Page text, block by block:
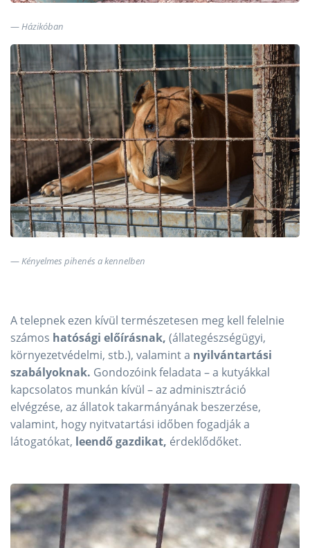
Házikóban
Kényelmes pihenés a kennelben
A telepnek ezen kívül természetesen meg kell felelnie
számos hatósági előírásnak, (állategészségügyi,
környezetvédelmi, stb.), valamint a nyilvántartási
szabályoknak. Gondozóink feladata – a kutyákkal
kapcsolatos munkán kívül – az adminisztráció
elvégzése, az állatok takarmányának beszerzése,
valamint, hogy nyitvatartási időben fogadják a
látogatókat, leendő gazdikat, érdeklődőket.